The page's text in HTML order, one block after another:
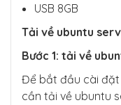
USB 8GB
Tải về ubuntu
Bước 1: tải về
Để bắt đầu cài đặt
cần tải về ubuntu